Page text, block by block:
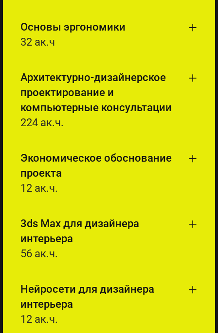
Основы эргономики
32 ак.ч
Архитектурно-дизайнерское
проектирование и
компьютерные консультации
224 ак.ч.
Экономическое обоснование
проекта
12 ак.ч.
3ds Max для дизайнера
интерьера
56 ак.ч.
Нейросети для дизайнера
интерьера
12 ак.ч.